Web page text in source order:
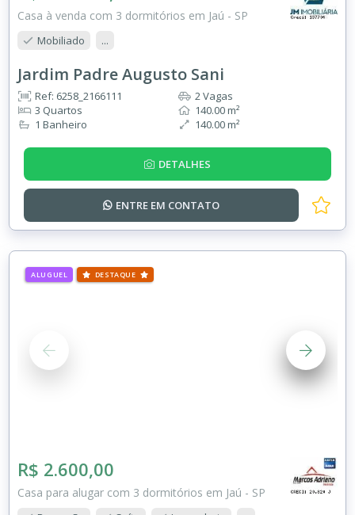
Casa à venda com 3 dormitórios em Jaú - SP
Mobiliado ...
Jardim Padre Augusto Sani
Ref: 6258_2166111
3 Quartos
1 Banheiro
2 Vagas
140.00 m²
140.00 m²
DETALHES
ENTRE EM CONTATO
ALUGUEL DESTAQUE
R$ 2.600,00
Casa para alugar com 3 dormitórios em Jaú - SP